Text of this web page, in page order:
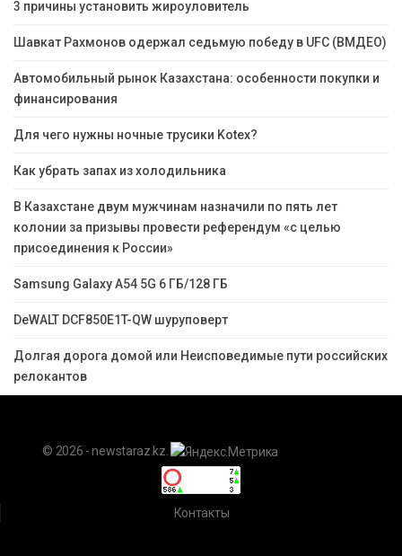
3 причины установить жироуловитель
Шавкат Рахмонов одержал седьмую победу в UFC (ВМДЕО)
Автомобильный рынок Казахстана: особенности покупки и
финансирования
Для чего нужны ночные трусики Kotex?
Как убрать запах из холодильника
В Казахстане двум мужчинам назначили по пять лет
колонии за призывы провести референдум «с целью
присоединения к России»
Samsung Galaxy A54 5G 6 ГБ/128 ГБ
DeWALT DCF850E1T-QW шуруповерт
Долгая дорога домой или Неисповедимые пути российских
релокантов
© 2026 - newstaraz.kz.
Контакты